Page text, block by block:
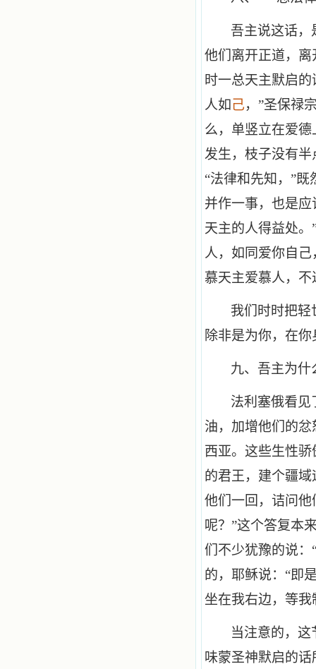
吾主说这话，
他们离开正道，离
时一总天主默启
人如 己，”圣保禄
么，单竖立在爱
发生，枝子没有
“法律和先知，”
并作一事，也是
天主的人得益处
人，如同爱你自
慕天主爱慕人，
我们时时把轻
除非是为你，在
九、吾主为什
法利塞俄看见
油，加增他们的
西亚。这些生性
的君王，建个疆
他们一回，诘问
呢？”这个答复本
们不少犹豫的说：
的，耶稣说：“即
坐在我右边，等
当注意的，这
味蒙圣神默启的